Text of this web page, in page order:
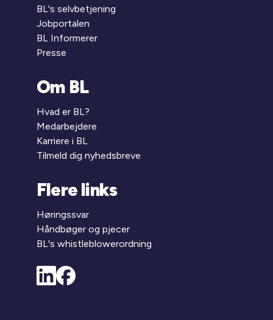
BL's selvbetjening
Jobportalen
BL Informerer
Presse
Om BL
Hvad er BL?
Medarbejdere
Karriere i BL
Tilmeld dig nyhedsbreve
Flere links
Høringssvar
Håndbøger og pjecer
BL's whistleblowerordning